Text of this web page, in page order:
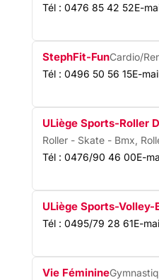
Tél : 0476 85 42 52E-
StephFit-FunCardio/
Tél : 0496 50 56 15E-
ULiège Sports-Roller
Roller - Skate - Bmx,
Tél : 0476/90 46 00E-
ULiège Sports-Volley-
Tél : 0495/79 28 61E-
Vie Féminine